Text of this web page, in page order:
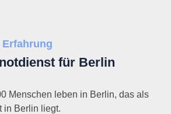
für Berlin
Menschen leben in Berlin, das als
in Berlin liegt.